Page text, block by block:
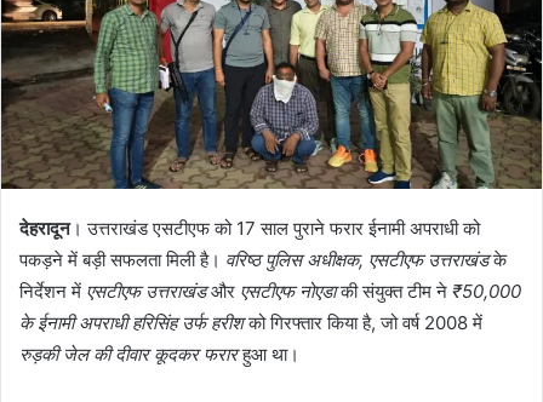
a
l
देहरादून। उत्तराखंड एसटीएफ को 17 साल पुराने फरार ईनामी अपराधी को
पकड़ने में बड़ी सफलता मिली है। वरिष्ठ पुलिस अधीक्षक, एसटीएफ उत्तराखंडके
निर्देशन में एसटीएफ उत्तराखंडऔर एसटीएफ नोएडाकी संयुक्त टीम ने ₹50,000
के ईनामी अपराधी हरिसिंह उर्फ हरीशको गिरफ्तार किया है, जो वर्ष 2008 में
रुड़की जेल की दीवार कूदकर फरारहुआ था।